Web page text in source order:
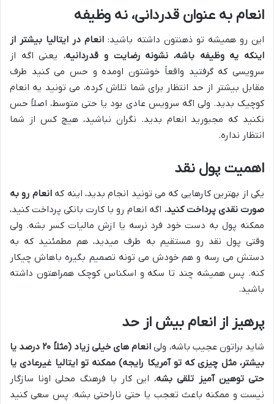
انعام به عنوان قدردانی، نه وظیفه
این رو همیشه تو ذهنتون داشته باشید: انعام در ایتالیا بیشتر از
اینکه یه وظیفه باشه، نشونه رضایت و قدردانیه. یعنی اگه از
سرویسی که گرفتید واقعاً خوشتون اومده و حس می کنید طرف
مقابل بیشتر از حد انتظار برای شما تلاش کرده، می تونید یه انعام
کوچیک بدید. ولی اگه سرویس عادی بود یا حتی متوسط، اصلاً حس
نکنید که مجبورید انعام بدید. نگران نباشید، هیچ کس از شما
انتظار نداره.
اهمیت پول نقد
یکی از بهترین کارهایی که می تونید انجام بدید، اینه کهانعام رو به
صورت نقدی پرداخت کنید. اگه انعام رو با کارت بانکی پرداخت کنید،
ممکنه پول به دست خود فرد نرسه یا ازش مالیات کسر بشه. ولی
وقتی پول نقد رو مستقیم به طرف میدید، هم مطمئنید که به
دستش می رسه و هم خودش می تونه تصمیم بگیره باهاش چیکار
کنه. پس همیشه چند تا سکه و اسکناس کوچک همراهتون داشته
باشید.
پرهیز از انعام بیش از حد
شاید براتون عجیب باشه، ولی
انعام های خیلی زیاد (مثلاً ۲۰ درصد یا
بیشتر، مثل چیزی که تو آمریکا رایجه) ممکنه تو ایتالیا غیرعادی یا
حتی توهین آمیز تلقی بشه. این کار با فرهنگ محلی اونا سازگار
نیست و ممکنه باعث تعجب یا حتی ناراحتی بشه. پس سعی کنید